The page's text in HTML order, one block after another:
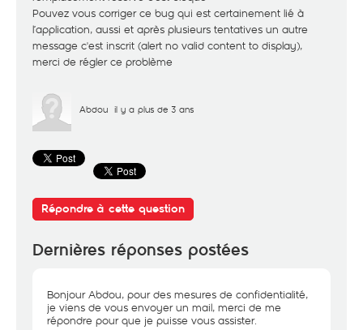
Pouvez vous corriger ce bug qui est certainement lié à
l’application, aussi et après plusieurs tentatives un autre
message c'est inscrit (alert no valid content to display),
merci de régler ce problème
Abdou il y a plus de 3 ans
Répondre à cette question
Dernières réponses postées
Bonjour Abdou, pour des mesures de confidentialité,
je viens de vous envoyer un mail, merci de me
répondre pour que je puisse vous assister.